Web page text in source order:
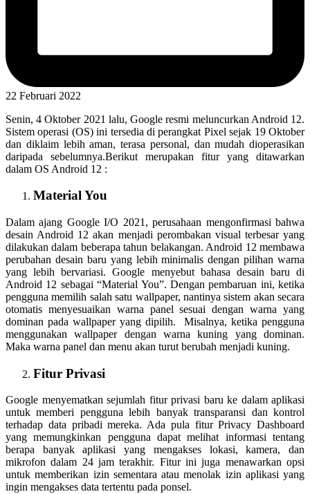
22 Februari 2022
Senin, 4 Oktober 2021 lalu, Google resmi meluncurkan Android 12.
Sistem operasi (OS) ini tersedia di perangkat Pixel sejak 19 Oktober
dan diklaim lebih aman, terasa personal, dan mudah dioperasikan
daripada sebelumnya.Berikut merupakan fitur yang ditawarkan
dalam OS Android 12 :
Material You
Dalam ajang Google I/O 2021, perusahaan mengonfirmasi bahwa
desain Android 12 akan menjadi perombakan visual terbesar yang
dilakukan dalam beberapa tahun belakangan. Android 12 membawa
perubahan desain baru yang lebih minimalis dengan pilihan warna
yang lebih bervariasi. Google menyebut bahasa desain baru di
Android 12 sebagai “Material You”. Dengan pembaruan ini, ketika
pengguna memilih salah satu wallpaper, nantinya sistem akan secara
otomatis menyesuaikan warna panel sesuai dengan warna yang
dominan pada wallpaper yang dipilih. Misalnya, ketika pengguna
menggunakan wallpaper dengan warna kuning yang dominan.
Maka warna panel dan menu akan turut berubah menjadi kuning.
Fitur Privasi
Google menyematkan sejumlah fitur privasi baru ke dalam aplikasi
untuk memberi pengguna lebih banyak transparansi dan kontrol
terhadap data pribadi mereka. Ada pula fitur Privacy Dashboard
yang memungkinkan pengguna dapat melihat informasi tentang
berapa banyak aplikasi yang mengakses lokasi, kamera, dan
mikrofon dalam 24 jam terakhir. Fitur ini juga menawarkan opsi
untuk memberikan izin sementara atau menolak izin aplikasi yang
ingin mengakses data tertentu pada ponsel.